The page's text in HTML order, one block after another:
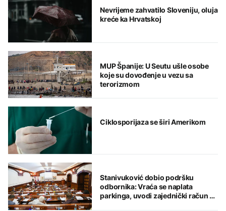
Nevrijeme zahvatilo Sloveniju, oluja
kreće ka Hrvatskoj
MUP Španije: U Seutu ušle osobe
koje su dovođenje u vezu sa
terorizmom
Ciklosporijaza se širi Amerikom
Stanivuković dobio podršku
odbornika: Vraća se naplata
parkinga, uvodi zajednički račun za